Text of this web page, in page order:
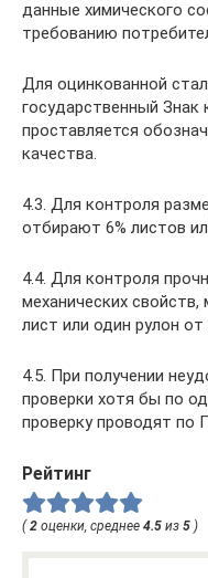
данные химического
требованию
Для оцинкованной
государственный Знак
проставляется
качества.
4.3. Для контроля
отбирают 6% листов
4.4. Для контроля
механических
лист или один рулон от
4.5. При получении
проверки хотя бы по
проверку проводят по
Рейтинг
(2 оценки, среднее 4.5 из 5 )